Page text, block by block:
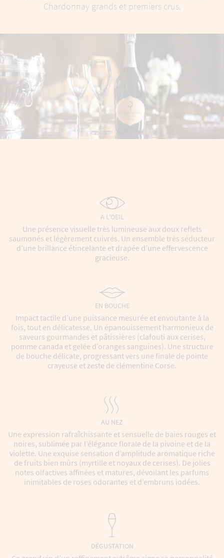
Chardonnay grands et premiers crus.
A L'OEIL
Une présence visuelle très lumineuse aux doux reflets
saumonés et légèrement cuivrés. Un ensemble très séducteur
d’une brillance étincelante et drapée d’une effervescence
gracieuse.
EN BOUCHE
Impact tactile d’une puissance mesurée et envoutante à la
fois, tout en délicatesse. Un épanouissement harmonieux de
saveurs gourmandes et pâtissières (clafouti aux cerises,
pomme canada et gelée d’oranges sanguines). Une structure
de bouche délicate, progressant vers une finale de pointe
crayeuse et zeste de clémentine Corse.
AU NEZ
Une expression rafraîchissante et sensuelle de baies rouges et
noires, sublimée par l’élégance florale de la pivoine et de la
violette. Une exquise sensation d’amplitude aromatique riche
de fruits bien mûrs (myrtille et noyaux de cerises). De jolies
notes olfactives affinées et matures, dévoilant les parfums
inimitables de roses odorantes et d’embruns iodées.
DÉGUSTATION